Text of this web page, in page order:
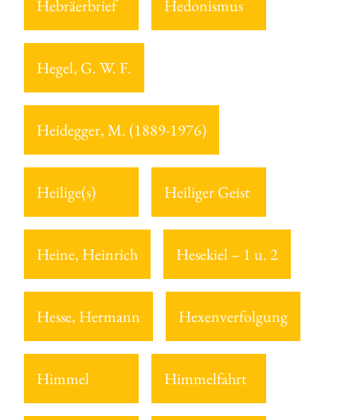
Hebräerbrief Hedonismus
Hegel, G. W. F.
Heidegger, M. (1889-1976)
Heilige(s) Heiliger Geist
Heine, Heinrich Hesekiel – 1 u. 2
Hesse, Hermann Hexenverfolgung
Himmel Himmelfahrt